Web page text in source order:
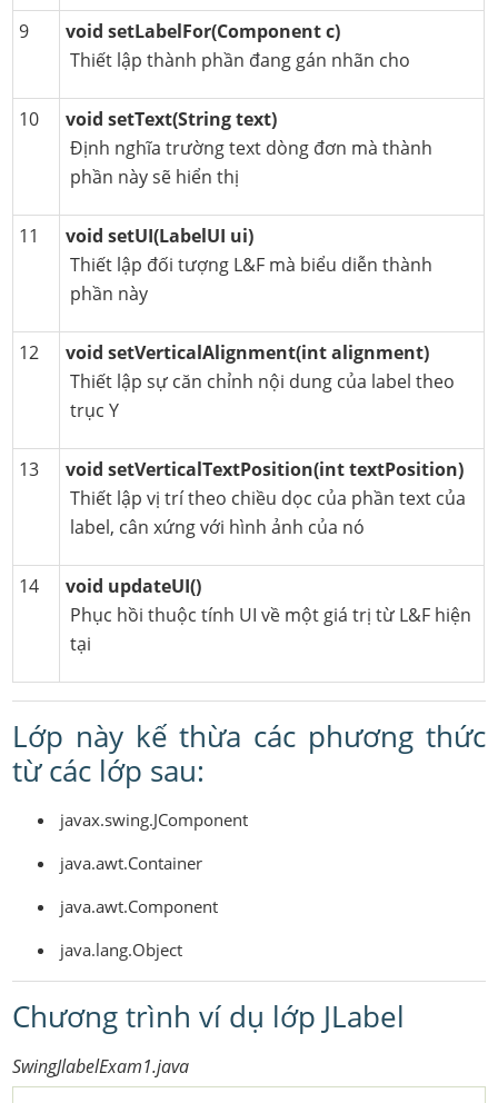
9
void setLabelFor(Component c)
Thiết lập thành phần đang gán nhãn cho
10
void setText(String text)
Định nghĩa trường text dòng đơn mà thành
phần này sẽ hiển thị
11
void setUI(LabelUI ui)
Thiết lập đối tượng L&F mà biểu diễn thành
phần này
12
void setVerticalAlignment(int alignment)
Thiết lập sự căn chỉnh nội dung của label theo
trục Y
13
void setVerticalTextPosition(int textPosition)
Thiết lập vị trí theo chiều dọc của phần text của
label, cân xứng với hình ảnh của nó
14
void updateUI()
Phục hồi thuộc tính UI về một giá trị từ L&F hiện
tại
Lớp này kế thừa các phương thức
từ các lớp sau:
javax.swing.JComponent
java.awt.Container
java.awt.Component
java.lang.Object
Chương trình ví dụ lớp JLabel
SwingJlabelExam1.java